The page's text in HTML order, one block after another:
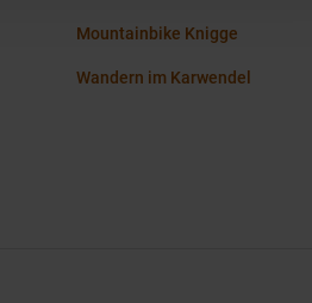
Mountainbike Knigge
Wandern im Karwendel